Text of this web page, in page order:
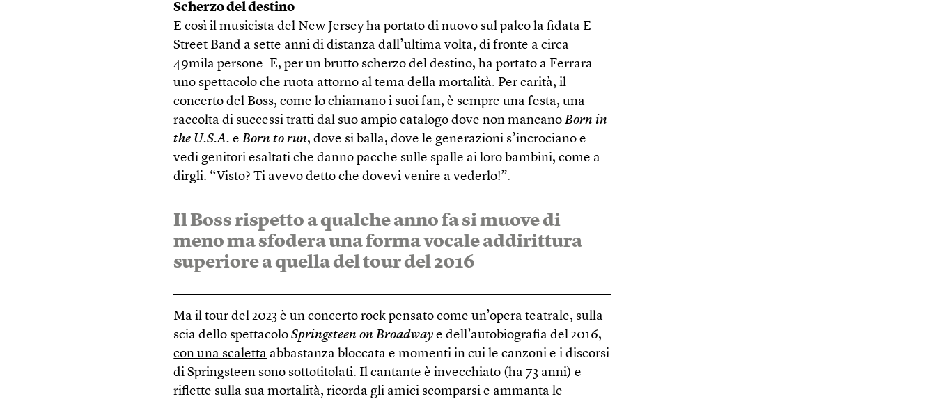
Scherzo del destino
E così il musicista del New Jersey ha portato di nuovo sul palco la fidata E
Street Band a sette anni di distanza dall’ultima volta, di fronte a circa
49mila persone. E, per un brutto scherzo del destino, ha portato a Ferrara
uno spettacolo che ruota attorno al tema della mortalità. Per carità, il
concerto del Boss, come lo chiamano i suoi fan, è sempre una festa, una
raccolta di successi tratti dal suo ampio catalogo dove non mancanoBorn in
the U.S.A. eBorn to run, dove si balla, dove le generazioni s’incrociano e
vedi genitori esaltati che danno pacche sulle spalle ai loro bambini, come a
dirgli: “Visto? Ti avevo detto che dovevi venire a vederlo!”.
Il Boss rispetto a qualche anno fa si muove di
meno ma sfodera una forma vocale addirittura
superiore a quella del tour del 2016
Ma il tour del 2023 è un concerto rock pensato come un’opera teatrale, sulla
scia dello spettacoloSpringsteen on Broadway e dell’autobiografia del 2016,
con una scaletta abbastanza bloccata e momenti in cui le canzoni e i discorsi
di Springsteen sono sottotitolati. Il cantante è invecchiato (ha 73 anni) e
riflette sulla sua mortalità, ricorda gli amici scomparsi e ammanta le